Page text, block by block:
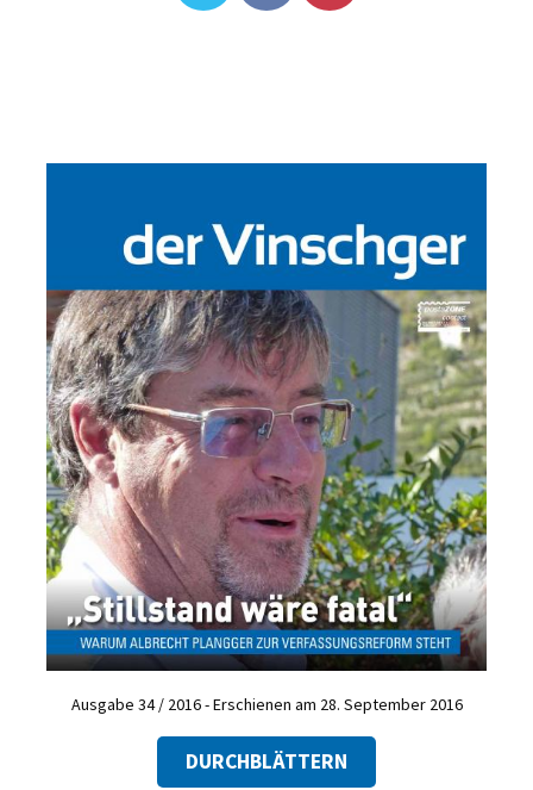
Ausgabe 34 / 2016 - Erschienen am 28. September 2016
DURCHBLÄTTERN